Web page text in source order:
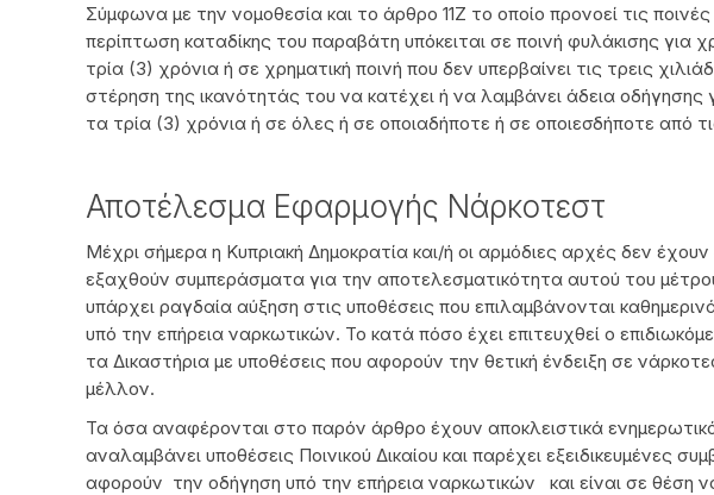
Σύμφωνα με την νομοθεσία και το άρθρο 11Ζ το οποίο προνοεί τις
περίπτωση καταδίκης του παραβάτη υπόκειται σε ποινή φυλάκισης για
τρία (3) χρόνια ή σε χρηματική ποινή που δεν υπερβαίνει τις τρεις
στέρηση της ικανότητάς του να κατέχει ή να λαμβάνει άδεια οδήγησης
τα τρία (3) χρόνια ή σε όλες ή σε οποιαδήποτε ή σε οποιεσδήποτε από
Αποτέλεσμα Εφαρμογής Νάρκοτεστ
Μέχρι σήμερα η Κυπριακή Δημοκρατία και/ή οι αρμόδιες αρχές δεν
εξαχθούν συμπεράσματα για την αποτελεσματικότητα αυτού του
υπάρχει ραγδαία αύξηση στις υποθέσεις που επιλαμβάνονται
υπό την επήρεια ναρκωτικών. Το κατά πόσο έχει επιτευχθεί ο
τα Δικαστήρια με υποθέσεις που αφορούν την θετική ένδειξη σε
μέλλον.
Τα όσα αναφέρονται στο παρόν άρθρο έχουν αποκλειστικά
αναλαμβάνει υποθέσεις Ποινικού Δικαίου και παρέχει εξειδικευμένες
αφορούν την οδήγηση υπό την επήρεια ναρκωτικών και είναι σε θέση